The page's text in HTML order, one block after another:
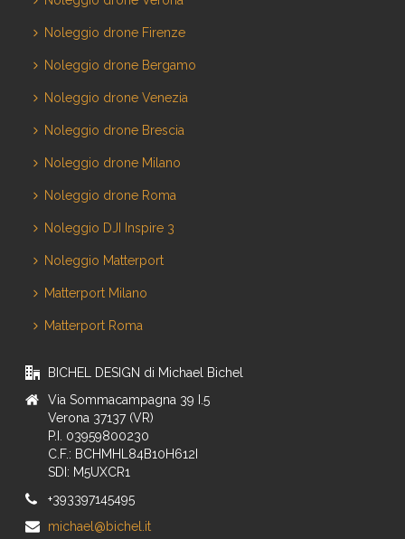
Noleggio drone Firenze
Noleggio drone Bergamo
Noleggio drone Venezia
Noleggio drone Brescia
Noleggio drone Milano
Noleggio drone Roma
Noleggio DJI Inspire 3
Noleggio Matterport
Matterport Milano
Matterport Roma
BICHEL DESIGN di Michael Bichel
Via Sommacampagna 39 I.5
Verona 37137 (VR)
P.I. 03959800230
C.F.: BCHMHL84B10H612I
SDI: M5UXCR1
+393397145495
michael@bichel.it